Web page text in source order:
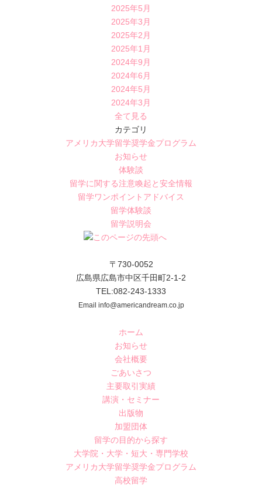
2025年5月
2025年3月
2025年2月
2025年1月
2024年9月
2024年6月
2024年5月
2024年3月
全て見る
カテゴリ
アメリカ大学留学奨学金プログラム
お知らせ
体験談
留学に関する注意喚起と安全情報
留学ワンポイントアドバイス
留学体験談
留学説明会
〒730-0052
広島県広島市中区千田町2-1-2
TEL:082-243-1333
Email info@americandream.co.jp
ホーム
お知らせ
会社概要
ごあいさつ
主要取引実績
講演・セミナー
出版物
加盟団体
留学の目的から探す
大学院・大学・短大・専門学校
アメリカ大学留学奨学金プログラム
高校留学